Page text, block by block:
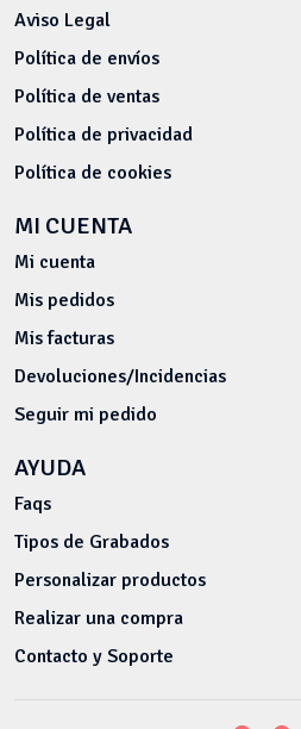
Aviso Legal
Política de envíos
Política de ventas
Política de privacidad
Política de cookies
MI CUENTA
Mi cuenta
Mis pedidos
Mis facturas
Devoluciones/Incidencias
Seguir mi pedido
AYUDA
Faqs
Tipos de Grabados
Personalizar productos
Realizar una compra
Contacto y Soporte